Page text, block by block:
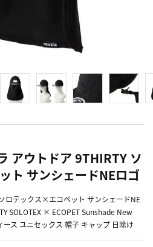
アウトドア 9THIRTY ソ
ト サンシェードNEロゴ
ロテックス×エコペット サンシェードNE
SOLOTEX × ECOPET Sunshade New
ス ユニセックス 帽子 キャップ 日除け